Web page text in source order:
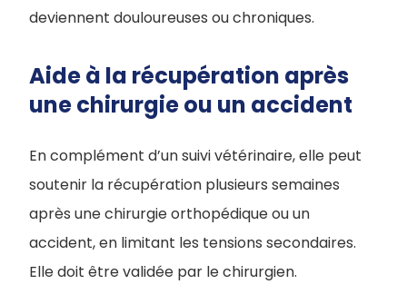
deviennent douloureuses ou chroniques.
Aide à la récupération après
une chirurgie ou un accident
En complément d’un suivi vétérinaire, elle peut
soutenir la récupération plusieurs semaines
après une chirurgie orthopédique ou un
accident, en limitant les tensions secondaires.
Elle doit être validée par le chirurgien.